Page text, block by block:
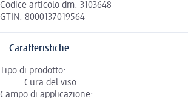
Codice articolo dm: 3103648
GTIN: 8000137019564
Caratteristiche
Tipo di prodotto:
Cura del viso
Campo di applicazione: